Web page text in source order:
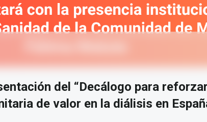
del “Decálogo para
de valor en la diálisis en